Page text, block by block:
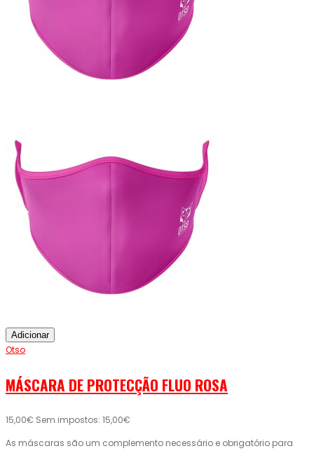
Adicionar
Otso
MÁSCARA DE PROTECÇÃO FLUO ROSA
15,00€ Sem impostos: 15,00€
As máscaras são um complemento necessário e obrigatório para